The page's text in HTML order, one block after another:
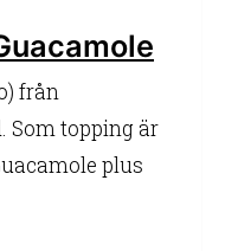
från
Som topping är
plus